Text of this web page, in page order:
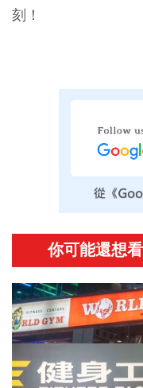
刻！